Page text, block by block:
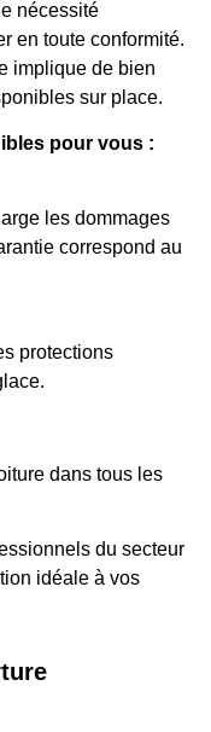
nécessité
en toute conformité.
implique de bien
sur place.
pour vous :
les dommages
correspond au
protections
dans tous les
du secteur
idéale à vos